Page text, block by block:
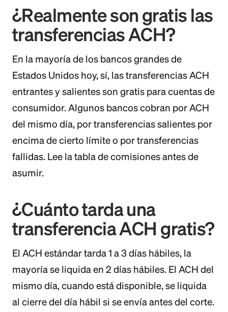
¿Realmente son gratis las
transferencias ACH?
En la mayoría de los bancos grandes de
Estados Unidos hoy, sí, las transferencias ACH
entrantes y salientes son gratis para cuentas de
consumidor. Algunos bancos cobran por ACH
del mismo día, por transferencias salientes por
encima de cierto límite o por transferencias
fallidas. Lee la tabla de comisiones antes de
asumir.
¿Cuánto tarda una
transferencia ACH gratis?
El ACH estándar tarda 1 a 3 días hábiles, la
mayoría se liquida en 2 días hábiles. El ACH del
mismo día, cuando está disponible, se liquida
al cierre del día hábil si se envía antes del corte.